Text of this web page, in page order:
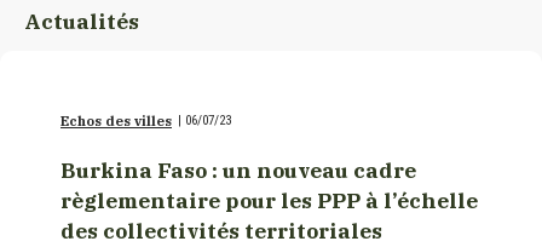
Actualités
Echos des villes 06/07/23
Burkina Faso : un nouveau cadre
règlementaire pour les PPP à l’échelle
des collectivités territoriales